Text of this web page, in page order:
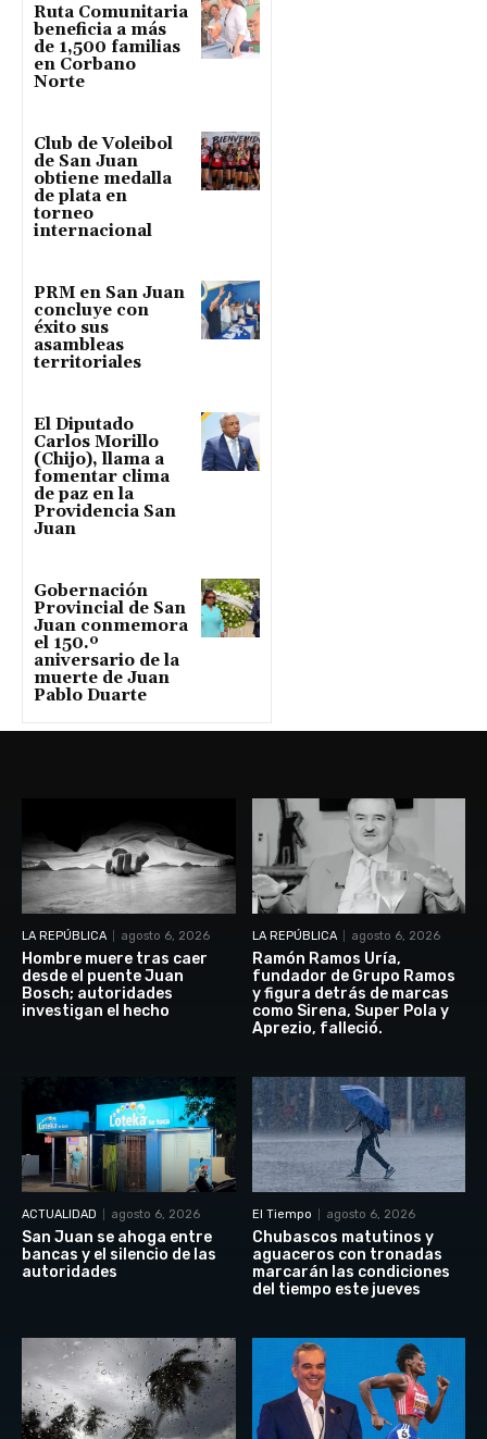
Ruta Comunitaria
beneficia a más
de 1,500 familias
en Corbano
Norte
Club de Voleibol
de San Juan
obtiene medalla
de plata en
torneo
internacional
PRM en San Juan
concluye con
éxito sus
asambleas
territoriales
El Diputado
Carlos Morillo
(Chijo), llama a
fomentar clima
de paz en la
Providencia San
Juan
Gobernación
Provincial de San
Juan conmemora
el 150.º
aniversario de la
muerte de Juan
Pablo Duarte
LA REPÚBLICA agosto 6, 2026
Hombre muere tras caer
desde el puente Juan
Bosch; autoridades
investigan el hecho
LA REPÚBLICA agosto 6, 2026
Ramón Ramos Uría,
fundador de Grupo Ramos
y figura detrás de marcas
como Sirena, Super Pola y
Aprezio, falleció.
ACTUALIDAD agosto 6, 2026
San Juan se ahoga entre
bancas y el silencio de las
autoridades
El Tiempo agosto 6, 2026
Chubascos matutinos y
aguaceros con tronadas
marcarán las condiciones
del tiempo este jueves